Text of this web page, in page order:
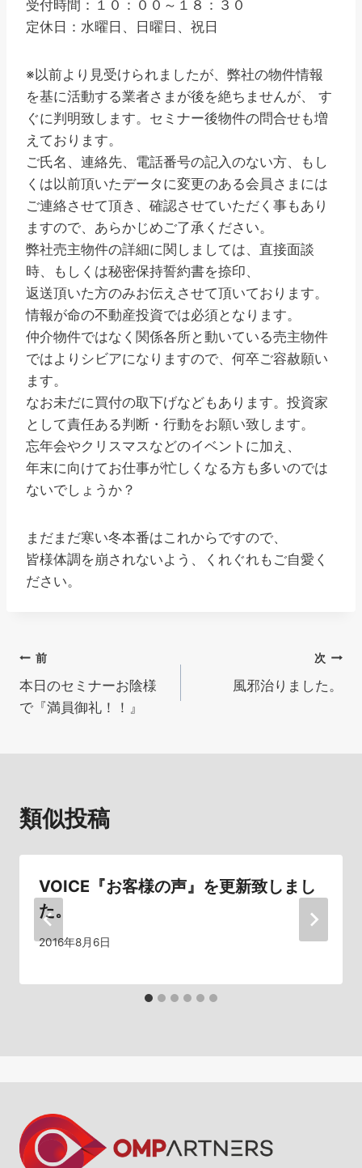
受付時間：１０：００～１８：３０
定休日：水曜日、日曜日、祝日
※以前より見受けられましたが、弊社の物件情報
を基に活動する業者さまが後を絶ちませんが、 す
ぐに判明致します。セミナー後物件の問合せも増
えております。
ご氏名、連絡先、電話番号の記入のない方、もし
くは以前頂いたデータに変更のある会員さまには
ご連絡させて頂き、確認させていただく事もあり
ますので、あらかじめご了承ください。
弊社売主物件の詳細に関しましては、直接面談
時、もしくは秘密保持誓約書を捺印、
返送頂いた方のみお伝えさせて頂いております。
情報が命の不動産投資では必須となります。
仲介物件ではなく関係各所と動いている売主物件
ではよりシビアになりますので、何卒ご容赦願い
ます。
なお未だに買付の取下げなどもあります。投資家
として責任ある判断・行動をお願い致します。
忘年会やクリスマスなどのイベントに加え、
年末に向けてお仕事が忙しくなる方も多いのでは
ないでしょうか？
まだまだ寒い冬本番はこれからですので、
皆様体調を崩されないよう、くれぐれもご自愛く
ださい。
投
稿
ー
ョ
ン
前
本日のセミナーお陰様
で『満員御礼！！』
次
風邪治りました。
類似投稿
VOICE『お客様の声』を更新致しまし
た。
2016年8月6日